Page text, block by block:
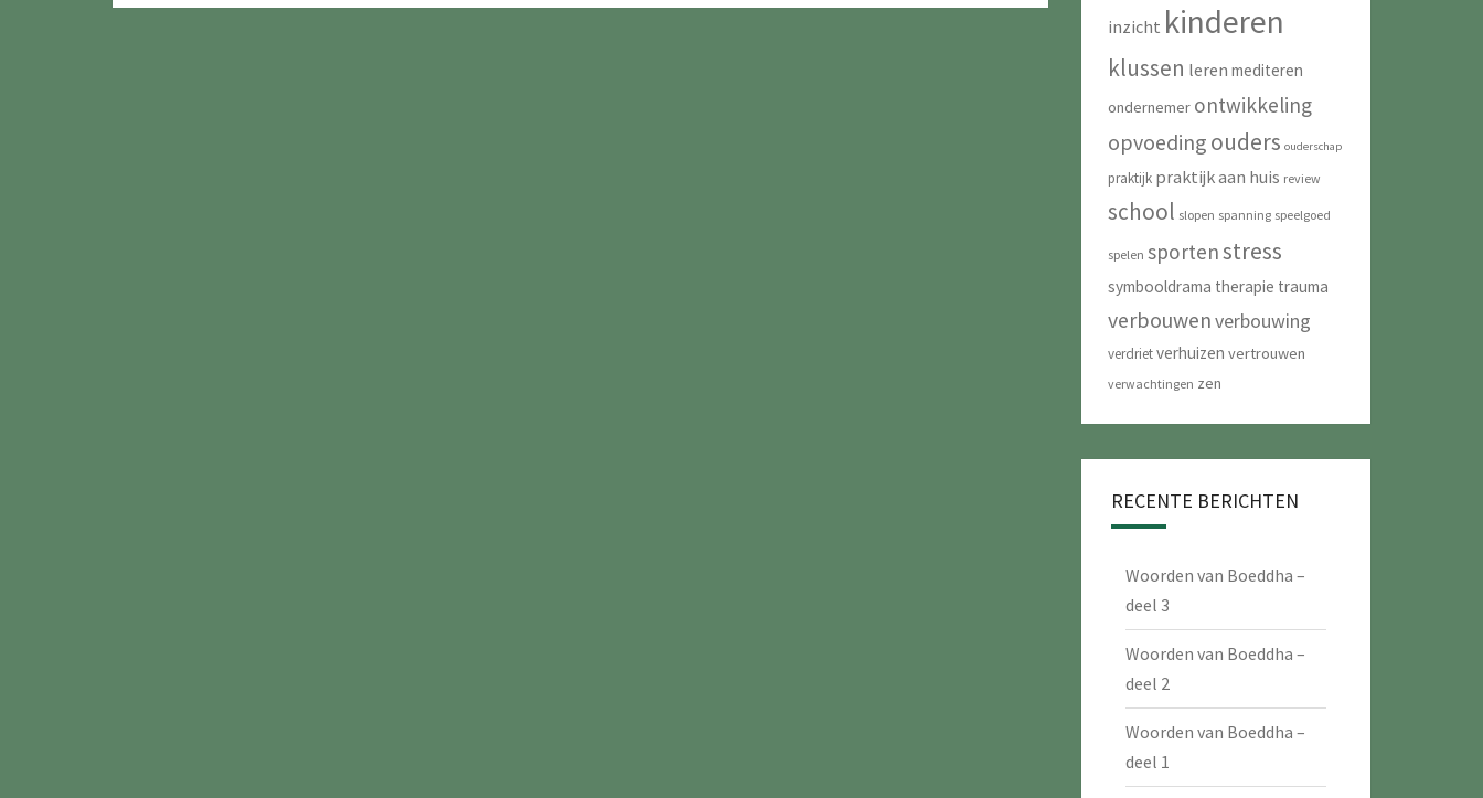
inzicht kinderen
klussen leren mediteren
ondernemer ontwikkeling
opvoeding ouders ouderschap
praktijk praktijk aan huis review
school slopen spanning speelgoed
spelen sportenstress
symbooldrama therapie trauma
verbouwenverbouwing
verdriet verhuizen vertrouwen
verwachtingen zen
RECENTE BERICHTEN
Woorden van Boeddha –
deel 3
Woorden van Boeddha –
deel 2
Woorden van Boeddha –
deel 1